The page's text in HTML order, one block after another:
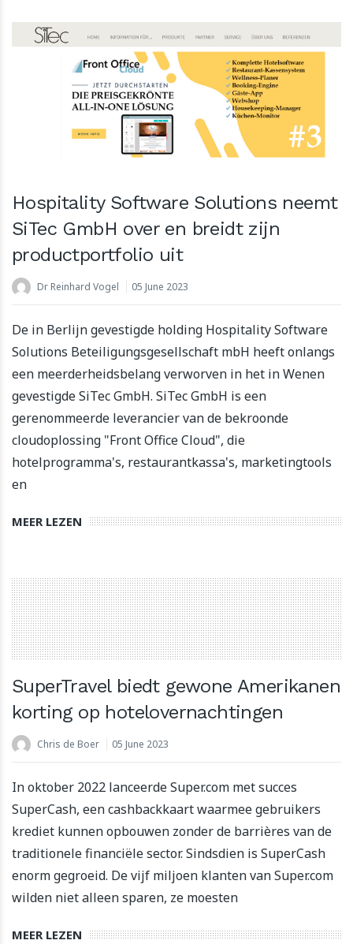
Hospitality Software Solutions neemt
SiTec GmbH over en breidt zijn
productportfolio uit
Dr Reinhard Vogel 05 June 2023
De in Berlijn gevestigde holding Hospitality Software
Solutions Beteiligungsgesellschaft mbH heeft onlangs
een meerderheidsbelang verworven in het in Wenen
gevestigde SiTec GmbH. SiTec GmbH is een
gerenommeerde leverancier van de bekroonde
cloudoplossing "Front Office Cloud", die
hotelprogramma's, restaurantkassa's, marketingtools
en
MEER LEZEN
SuperTravel biedt gewone Amerikanen
korting op hotelovernachtingen
Chris de Boer 05 June 2023
In oktober 2022 lanceerde Super.com met succes
SuperCash, een cashbackkaart waarmee gebruikers
krediet kunnen opbouwen zonder de barrières van de
traditionele financiële sector. Sindsdien is SuperCash
enorm gegroeid. De vijf miljoen klanten van Super.com
wilden niet alleen sparen, ze moesten
MEER LEZEN